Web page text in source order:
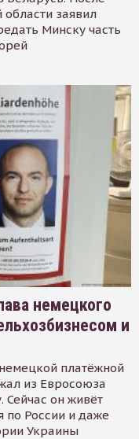
области заявил
Минску часть
немецкого
и
платёжной
из Евросоюза
Сейчас он живёт
по России и даже
Украины